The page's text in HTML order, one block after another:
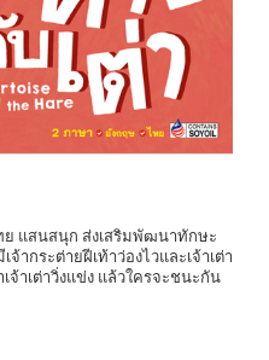
แสนสนุก ส่งเสริมพัฒนาทักษะ
จ้ากระต่ายฝีเท้าว่องไวและเจ้าเต่า
จ้าเต่าวิ่งแข่ง แล้วใครจะชนะกัน